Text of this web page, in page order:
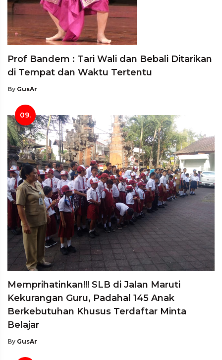
Prof Bandem : Tari Wali dan Bebali Ditarikan
di Tempat dan Waktu Tertentu
By GusAr
09.
Memprihatinkan!!! SLB di Jalan Maruti
Kekurangan Guru, Padahal 145 Anak
Berkebutuhan Khusus Terdaftar Minta
Belajar
By GusAr